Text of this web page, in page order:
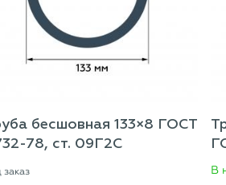
бесшовная 133×8 ГОСТ
78, ст. 09Г2С
заказ В